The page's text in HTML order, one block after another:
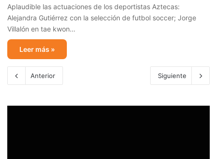
Aplaudible las actuaciones de los deportistas Aztecas:
Alejandra Gutiérrez con la selección de futbol soccer; Jorge
Villalón en tae kwon…
Leer más »
Anterior Siguiente